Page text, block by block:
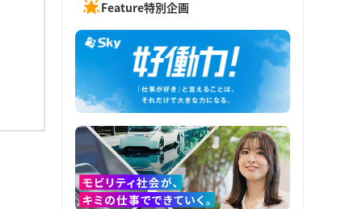
Feature特別企画